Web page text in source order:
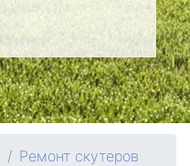
Ремонт скутеров